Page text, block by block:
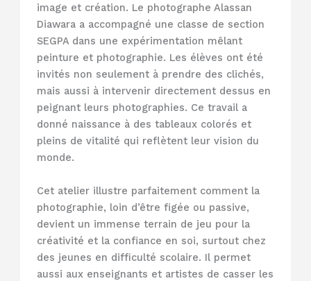
image et création. Le photographe Alassan
Diawara a accompagné une classe de section
SEGPA dans une expérimentation mêlant
peinture et photographie. Les élèves ont été
invités non seulement à prendre des clichés,
mais aussi à intervenir directement dessus en
peignant leurs photographies. Ce travail a
donné naissance à des tableaux colorés et
pleins de vitalité qui reflètent leur vision du
monde.
Cet atelier illustre parfaitement comment la
photographie, loin d’être figée ou passive,
devient un immense terrain de jeu pour la
créativité et la confiance en soi, surtout chez
des jeunes en difficulté scolaire. Il permet
aussi aux enseignants et artistes de casser les